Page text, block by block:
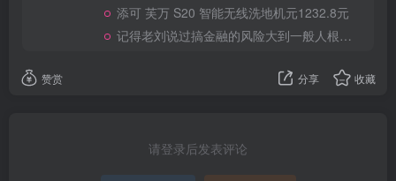
添可 芙万 S20 智能无线洗地机元1232.8元
记得老刘说过搞金融的风险大到一般人根本承受不起
赞赏 分享 收藏
请登录后发表评论